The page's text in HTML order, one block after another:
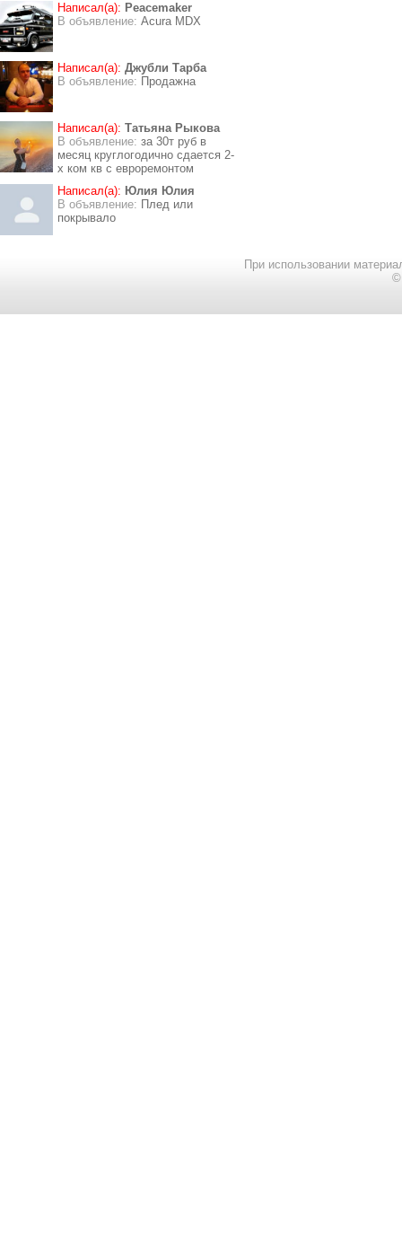
Написал(а): Peacemaker
В объявление: Acura MDX
Написал(а): Джубли Тарба
В объявление: Продажна
Написал(а): Татьяна Рыкова
В объявление: за 30т руб в
месяц круглогодично сдается 2-
х ком кв с евроремонтом
Написал(а): Юлия Юлия
В объявление: Плед или
покрывало
При использовании